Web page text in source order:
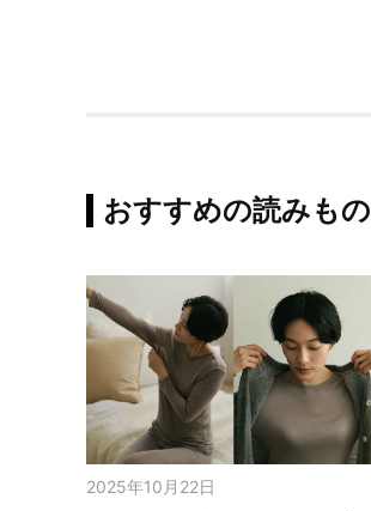
おすすめの読みもの
2025年10月22日